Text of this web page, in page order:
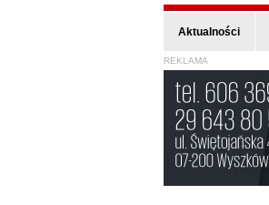
Aktualności
REKLAMA